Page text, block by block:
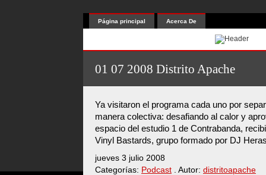
Página principal Acerca De
01 07 2008 Distrito Apache
Ya visitaron el programa cada uno por
manera colectiva: desafiando al calor y
espacio del estudio 1 de Contrabanda,
Vinyl Bastards, grupo formado por DJ
jueves 3 julio 2008
Categorías: Podcast . Autor: distritoapache